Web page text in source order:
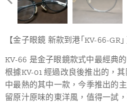
【金子眼鏡 新款到港｢KV-66-GR
KV-66 是金子眼鏡款式中最經典
根據KV-01 經過改良後推出的，
中最熱的其中一款，今季推出的
留原汁原味的東洋風，值得一試